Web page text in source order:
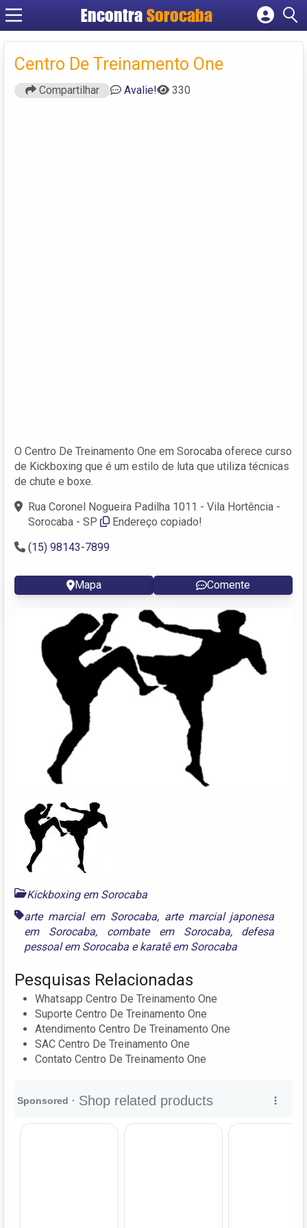
EncontraSorocaba
Cadastrar empresa
Criar conta
Centro De Treinamento One
Compartilhar Avalie! 330
O Centro De Treinamento One em Sorocaba oferece curso
de Kickboxing que é um estilo de luta que utiliza técnicas
de chute e boxe.
Rua Coronel Nogueira Padilha 1011 - Vila Hortência -
Sorocaba - SP
Endereço copiado!
(15) 98143-7899
Mapa Comente
Kickboxing em Sorocaba
arte marcial em Sorocaba, arte marcial japonesa
em Sorocaba, combate em Sorocaba, defesa
pessoal em Sorocaba ekaratê em Sorocaba
Pesquisas Relacionadas
Whatsapp Centro De Treinamento One
Suporte Centro De Treinamento One
Atendimento Centro De Treinamento One
SAC Centro De Treinamento One
Contato Centro De Treinamento One